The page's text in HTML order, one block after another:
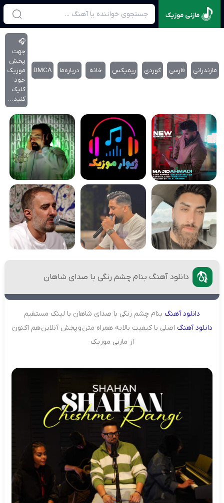
مازنی موزیک
مازندرانی فارسی کوردی ریمیکس خانه درباره‌‌ما DMCA
🎧
جهت
پخش
موزیک
خود
کلیک
کنید…
دانلود آهنگ بنام چشم رنگی با صدای شاهان
دانلودآهنگ بنام چشم رنگی با صدای شاهان با لینک مستقیم
دانلودآهنگ اصلی با کیفیت بالا به همراه متن و پخش آنلاین هم اکنون
از مازنی موزیک